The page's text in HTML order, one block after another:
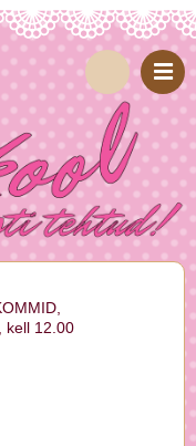
kell 12.00